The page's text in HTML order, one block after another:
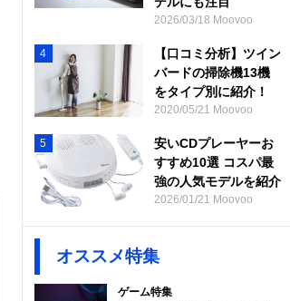
2026/03/18 Moovoo
4
【口コミ分析】ツイン
バードの掃除機13機
をタイプ別に紹介！
2020/05/21 Moovoo
5
安いCDプレーヤーお
すすめ10選 コスパ最
強の人気モデルを紹介
2026/01/21 Moovoo
オススメ特集
ゲーム特集